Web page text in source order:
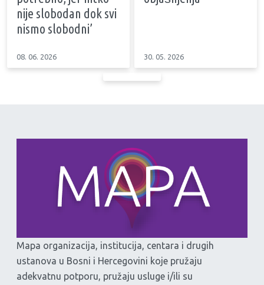
nije slobodan dok svi
nismo slobodni’
08. 06. 2026 30. 05. 2026
Mapa organizacija, institucija, centara i drugih
ustanova u Bosni i Hercegovini koje pružaju
adekvatnu potporu, pružaju usluge i/ili su